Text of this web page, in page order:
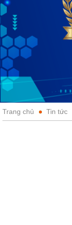
Trang chủ Tin tức